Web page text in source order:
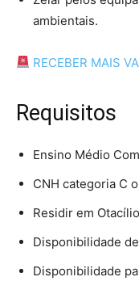
ambientais.
RECEBER MAIS
Requisitos
Ensino Médio
CNH categoria C
Residir em
Disponibilidade
Disponibilidade